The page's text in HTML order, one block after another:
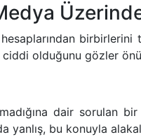
ciddi olduğunu gözler
dair
bu konuyla